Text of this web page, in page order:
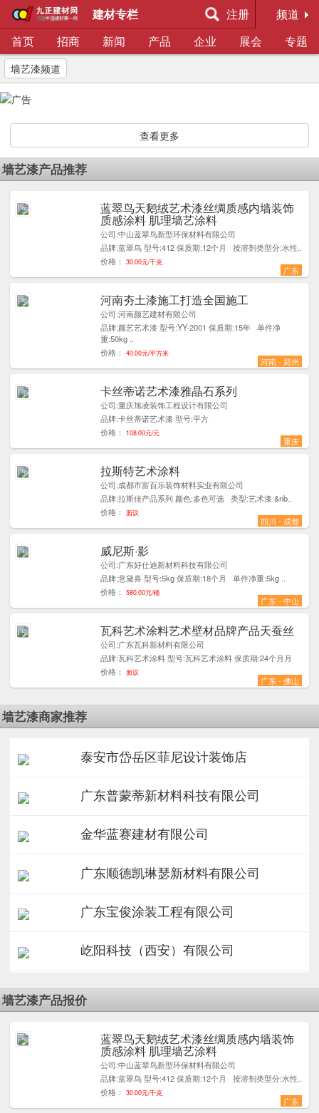
建材专栏 注册
频道
首页
招商 新闻 产品 企业 展会 专题
墙艺漆频道
查看更多
墙艺漆产品推荐
蓝翠鸟天鹅绒艺术漆丝绸质感内墙装饰
质感涂料 肌理墙艺涂料
公司:中山蓝翠鸟新型环保材料有限公司
品牌:蓝翠鸟 型号:412 保质期:12个月 按溶剂类型分:水性..
价格：
30.00元/千克
广东
2
河南夯土漆施工打造全国施工
公司:河南颜艺建材有限公司
品牌:颜艺艺术漆 型号:YY-2001 保质期:15年 单件净
重:50kg ..
价格：
40.00元/平方米
河南 - 郑州
5
卡丝蒂诺艺术漆雅晶石系列
公司:重庆旭凌装饰工程设计有限公司
品牌:卡丝蒂诺艺术漆 型号:平方
价格：
108.00元/元
重庆
4
拉斯特艺术涂料
公司:成都市富百乐装饰材料实业有限公司
品牌:拉斯佳产品系列 颜色:多色可选 类型:艺术漆 &nb..
价格：
面议
四川 - 成都
3
威尼斯·影
公司:广东好仕迪新材料科技有限公司
品牌:意黛喜 型号:5kg 保质期:18个月 单件净重:5kg ..
价格：
580.00元/桶
广东 - 中山
1
瓦科艺术涂料艺术壁材品牌产品天蚕丝
公司:广东瓦科新材料有限公司
品牌:瓦科艺术涂料 型号:瓦科艺术涂料 保质期:24个月月
价格：
面议
广东 - 佛山
5
墙艺漆商家推荐
泰安市岱岳区菲尼设计装饰店
广东普蒙蒂新材料科技有限公司
金华蓝赛建材有限公司
广东顺德凯琳瑟新材料有限公司
广东宝俊涂装工程有限公司
屹阳科技（西安）有限公司
墙艺漆产品报价
蓝翠鸟天鹅绒艺术漆丝绸质感内墙装饰
质感涂料 肌理墙艺涂料
公司:中山蓝翠鸟新型环保材料有限公司
品牌:蓝翠鸟 型号:412 保质期:12个月 按溶剂类型分:水性..
价格：
30.00元/千克
广东
2